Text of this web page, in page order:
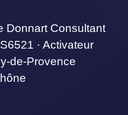
Consultant
· Activateur
de-Provence